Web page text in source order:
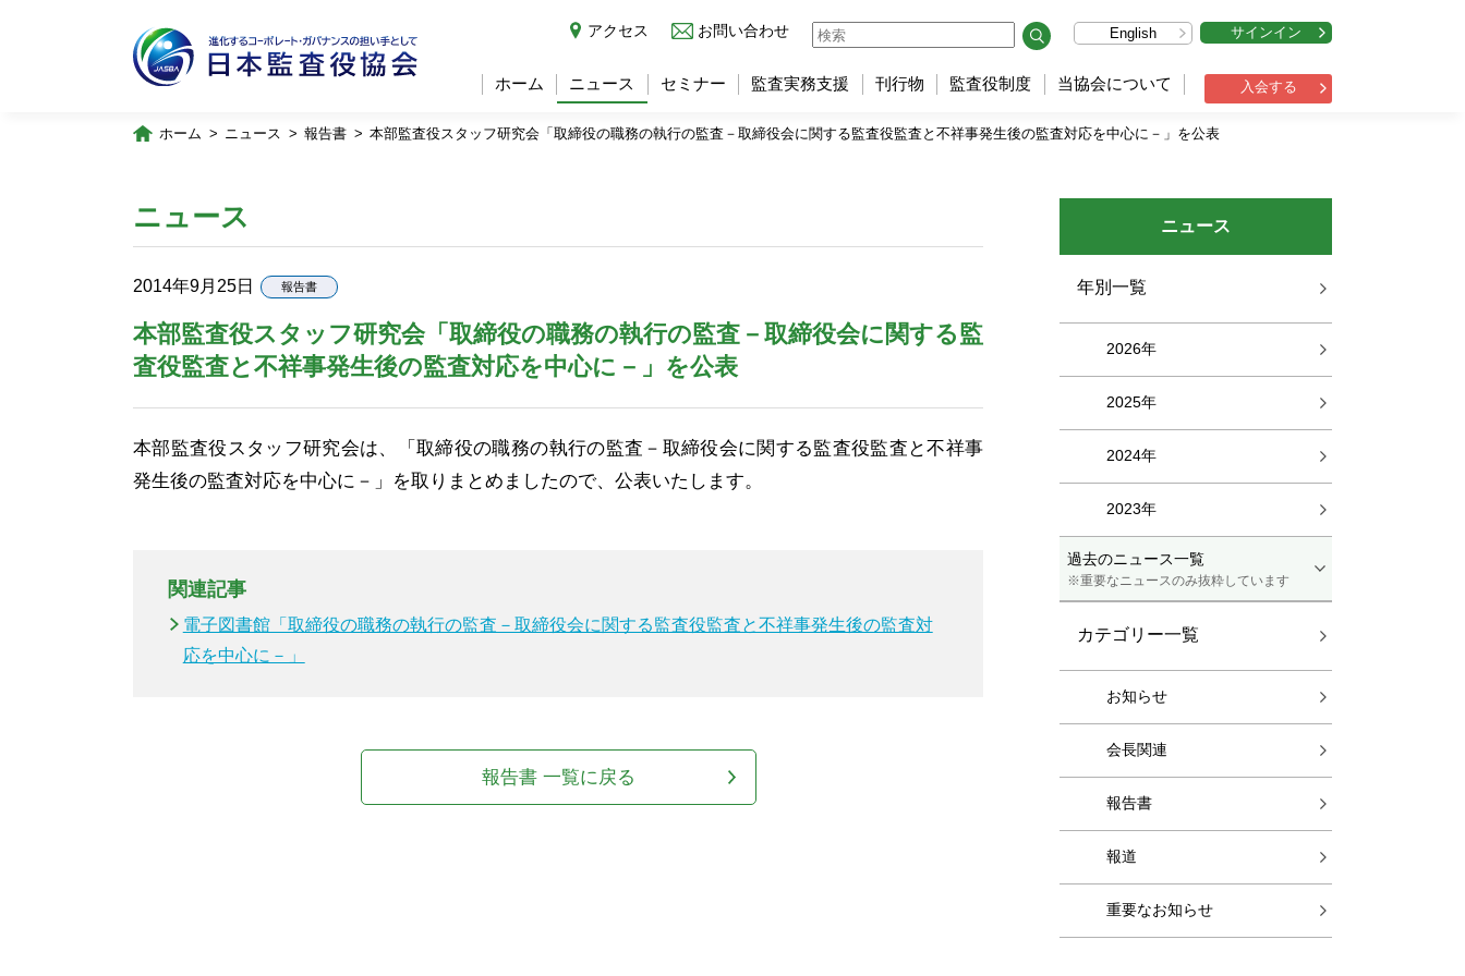
ホーム ニュース セミナー 監査実務支援 刊行物 監査役制度 当協会について 入会する
アクセス お問い合わせ English サインイン
ホーム ニュース 報告書 本部監査役スタッフ研究会「取締役の職務の執行の監査－取締役会に関する監査役監査と不祥事発生後の監査対応を中心に－」を公表
ニュース
年別一覧
過去のニュース一覧
※重要なニュースのみ抜粋しています
2026年
2025年
2024年
2023年
カテゴリー一覧
お知らせ
会長関連
報告書
報道
重要なお知らせ
ニュース
2014年9月25日 報告書
本部監査役スタッフ研究会「取締役の職務の執行の監査－取締役会に関する監
査役監査と不祥事発生後の監査対応を中心に－」を公表
本部監査役スタッフ研究会は、「取締役の職務の執行の監査－取締役会に関する監査役監査と不祥事
発生後の監査対応を中心に－」を取りまとめましたので、公表いたします。
関連記事
電子図書館「取締役の職務の執行の監査－取締役会に関する監査役監査と不祥事発生後の監査対
応を中心に－」
報告書 一覧に戻る